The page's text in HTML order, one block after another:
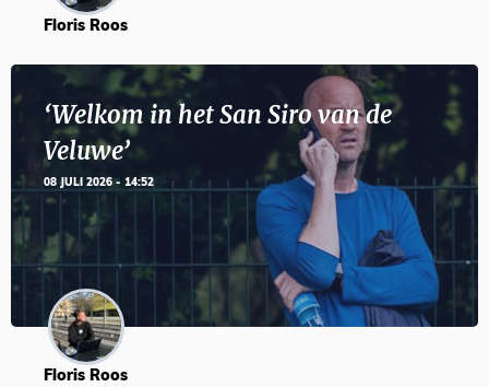
Floris Roos
‘Welkom in het San Siro van de
Veluwe’
08 JULI 2026 - 14:52
Floris Roos